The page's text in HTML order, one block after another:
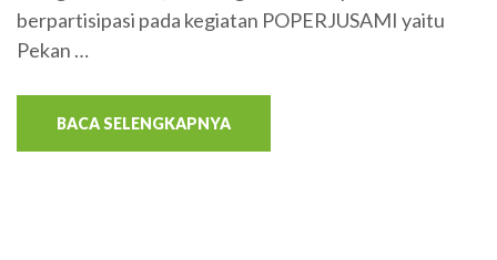
berpartisipasi pada kegiatan POPERJUSAMI yaitu
Pekan …
BACA SELENGKAPNYA